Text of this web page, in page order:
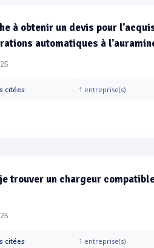
à obtenir un devis pour
automatiques à
citées 1 entreprise(s)
trouver un chargeur
citées 1 entreprise(s)